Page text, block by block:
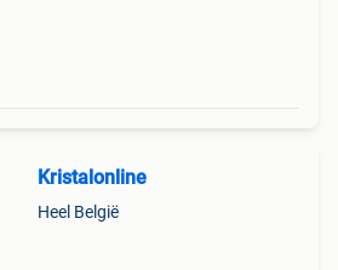
Kristalonline
Heel België